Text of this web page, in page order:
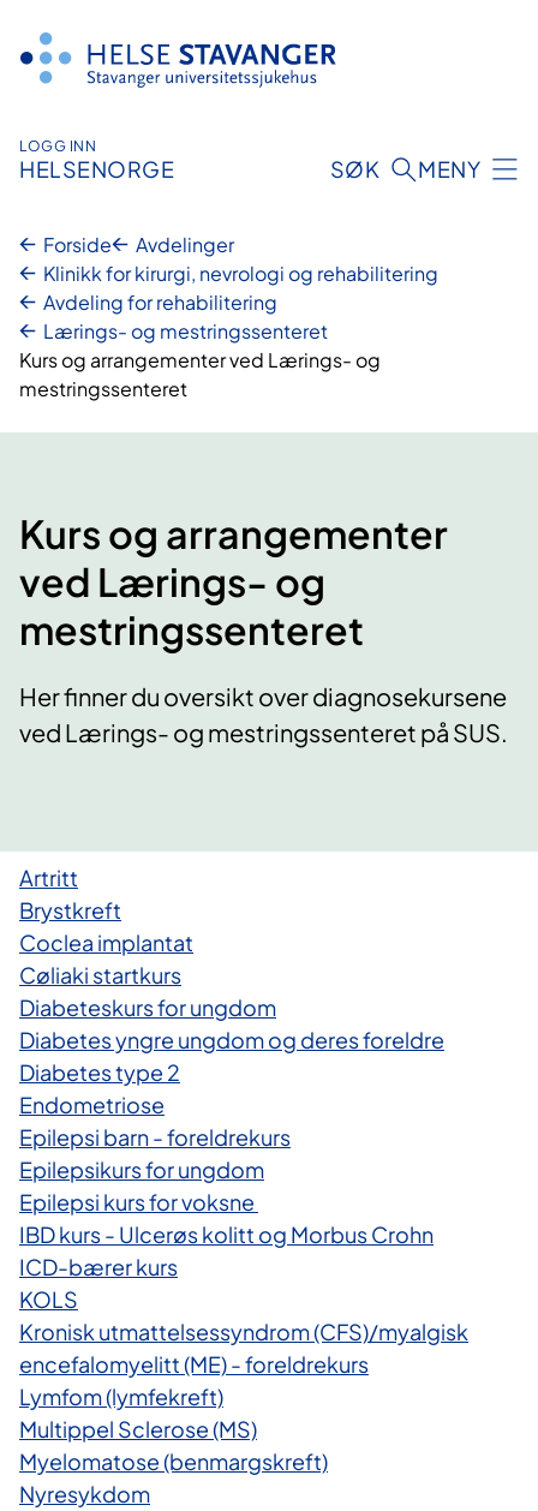
innhold
LOGG INN
HELSENORGE SØK MENY
Forside
Avdelinger
Klinikk for kirurgi, nevrologi og rehabilitering
Avdeling for rehabilitering
Lærings- og mestringssenteret
Kurs og arrangementer ved Lærings- og
mestringssenteret
Kurs og arrangementer
ved Lærings- og
mestringssenteret
Her finner du oversikt over diagnosekursene
ved Lærings- og mestringssenteret på SUS.
Artritt
​Brystkreft
Coclea implantat
Cøliaki startkurs
Diabeteskurs for ungdom
Diabetes yngre ungdom og deres foreldre
Diabetes type 2
Endometriose
Epilepsi barn - foreldrekurs
Epilepsikurs for ungdom
Epilepsi kurs for voksne
IBD kurs - Ulcerøs kolitt og Morbus Crohn
ICD-bærer kurs
KOLS
Kronisk utmattelsessyndrom (CFS)/myalgisk
encefalomyelitt (ME) - foreldrekurs
Lymfom (lymfekreft)
Multippel Sclerose (MS)
Myelomatose (benmargskreft)
Nyresykdom